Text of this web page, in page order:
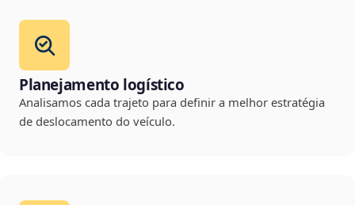
Planejamento logístico
Analisamos cada trajeto para definir a melhor estratégia
de deslocamento do veículo.